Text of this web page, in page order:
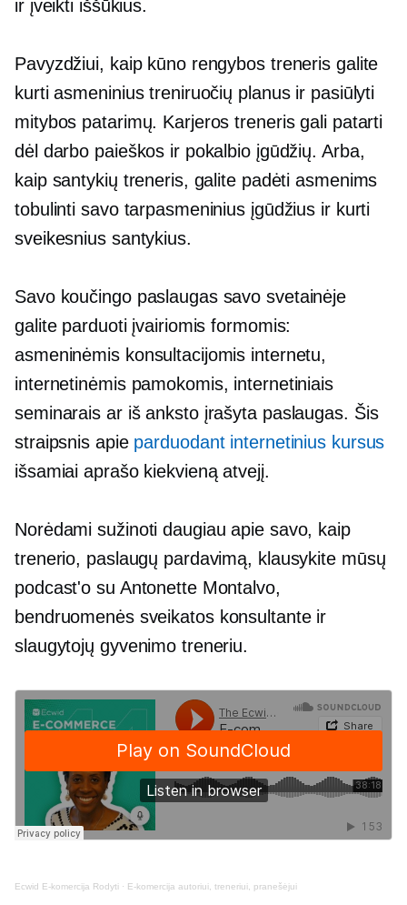
ir įveikti iššūkius.
Pavyzdžiui, kaip kūno rengybos treneris galite
kurti asmeninius treniruočių planus ir pasiūlyti
mitybos patarimų. Karjeros treneris gali patarti
dėl darbo paieškos ir pokalbio įgūdžių. Arba,
kaip santykių treneris, galite padėti asmenims
tobulinti savo tarpasmeninius įgūdžius ir kurti
sveikesnius santykius.
Savo koučingo paslaugas savo svetainėje
galite parduoti įvairiomis formomis:
asmeninėmis konsultacijomis internetu,
internetinėmis pamokomis, internetiniais
seminarais ar iš anksto įrašytapaslaugas. Šis
straipsnis apie parduodant internetinius kursus
išsamiai aprašo kiekvieną atvejį.
Norėdami sužinoti daugiau apie savo, kaip
trenerio, paslaugų pardavimą, klausykite mūsų
podcast'o su Antonette Montalvo,
bendruomenės sveikatos konsultante ir
slaugytojų gyvenimo treneriu.
Ecwid E-komercija Rodyti · E-komercija autoriui, treneriui, pranešėjui